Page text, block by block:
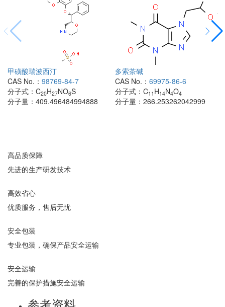
甲磺酸瑞波西汀
CAS No.： 98769-84-7
分子式： C20H27NO6S
分子量： 409.496484994888
多索茶碱
CAS No.： 69975-86-6
分子式： C11 H14N4O4
分子量： 266.253262042999
高品质保障
先进的生产研发技术
高效省心
优质服务，售后无忧
安全包装
专业包装，确保产品安全运输
安全运输
完善的保护措施安全运输